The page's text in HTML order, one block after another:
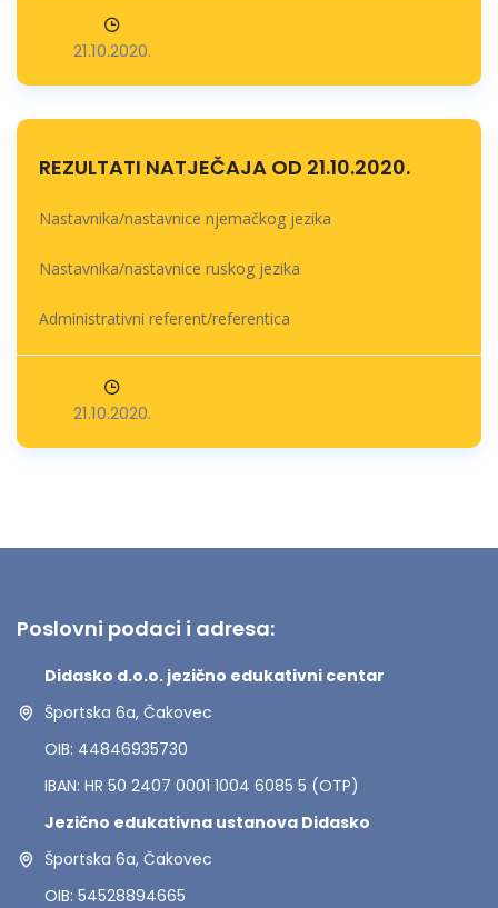
21.10.2020.
REZULTATI NATJEČAJA OD 21.10.2020.
Nastavnika/nastavnice njemačkog jezika
Nastavnika/nastavnice ruskog jezika
Administrativni referent/referentica
21.10.2020.
Poslovni podaci i adresa:
Didasko d.o.o. jezično edukativni centar
Športska 6a, Čakovec
OIB: 44846935730
IBAN: HR 50 2407 0001 1004 6085 5 (OTP)
Jezično edukativna ustanova Didasko
Športska 6a, Čakovec
OIB: 54528894665